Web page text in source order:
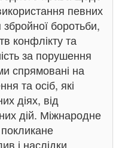
певних
збройної боротьби,
конфлікту та
за порушення
спрямовані на
та осіб, які
діях, від
дій. Міжнародне
і наслідки